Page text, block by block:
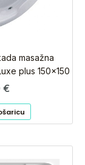
masažna
plus 150×150
€